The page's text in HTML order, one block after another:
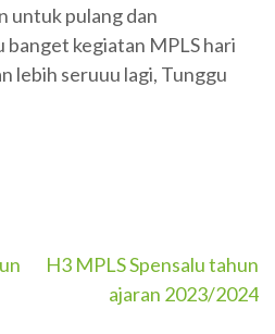
untuk pulang dan
kegiatan MPLS hari
lebih seruuu lagi, Tunggu
H3 MPLS Spensalu tahun
ajaran 2023/2024